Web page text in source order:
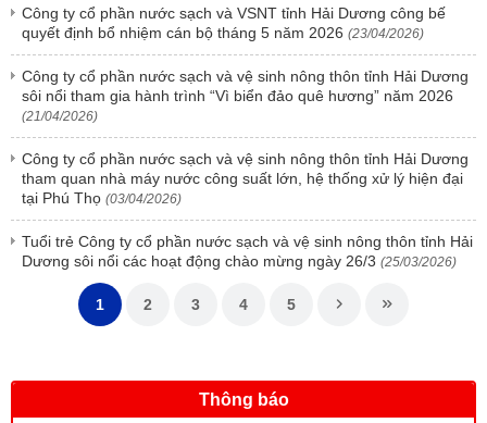
Công ty cổ phần nước sạch và VSNT tỉnh Hải Dương công bế
quyết định bổ nhiệm cán bộ tháng 5 năm 2026 (23/04/2026)
Công ty cổ phần nước sạch và vệ sinh nông thôn tỉnh Hải Dương
sôi nổi tham gia hành trình “Vì biển đảo quê hương” năm 2026
(21/04/2026)
Công ty cổ phần nước sạch và vệ sinh nông thôn tỉnh Hải Dương
tham quan nhà máy nước công suất lớn, hệ thống xử lý hiện đại
tại Phú Thọ (03/04/2026)
Tuổi trẻ Công ty cổ phần nước sạch và vệ sinh nông thôn tỉnh Hải
Dương sôi nổi các hoạt động chào mừng ngày 26/3 (25/03/2026)
1 2 3 4 5
Thông báo